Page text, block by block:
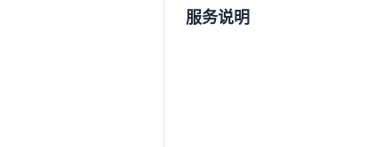
服务说明